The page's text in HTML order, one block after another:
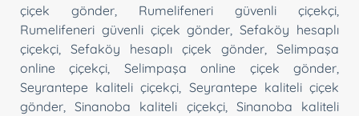
çiçek gönder
Rumelifeneri güvenli çiçekçi
Rumelifeneri güvenli çiçek gönder ,Sefaköy hesaplı
çiçekçi
Sefaköy hesaplı çiçek gönder
Selimpaşa
online çiçekçi
Selimpaşa online çiçek gönder
Seyrantepe kaliteli çiçekçi
Seyrantepe kaliteli çiçek
gönder ,Sinanoba kaliteli çiçekçi, Sinanoba kaliteli